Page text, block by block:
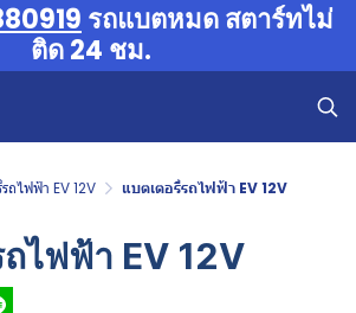
รถแบตหมด สตาร์ทไม่
ติด 24 ชม.
ถไฟฟ้า EV 12V แบตเตอรี่รถไฟฟ้า EV 12V
ไฟฟ้า EV 12V